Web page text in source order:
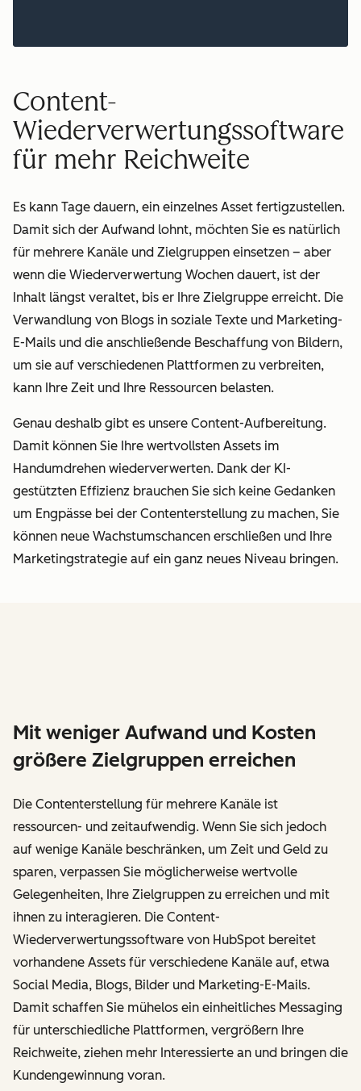
Content-
Wiederverwertungssoftware
für mehr Reichweite
Es kann Tage dauern, ein einzelnes Asset fertigzustellen.
Damit sich der Aufwand lohnt, möchten Sie es natürlich
für mehrere Kanäle und Zielgruppen einsetzen – aber
wenn die Wiederverwertung Wochen dauert, ist der
Inhalt längst veraltet, bis er Ihre Zielgruppe erreicht. Die
Verwandlung von Blogs in soziale Texte und Marketing-
E-Mails und die anschließende Beschaffung von Bildern,
um sie auf verschiedenen Plattformen zu verbreiten,
kann Ihre Zeit und Ihre Ressourcen belasten.
Genau deshalb gibt es unsere Content-Aufbereitung.
Damit können Sie Ihre wertvollsten Assets im
Handumdrehen wiederverwerten. Dank der KI-
gestützten Effizienz brauchen Sie sich keine Gedanken
um Engpässe bei der Contenterstellung zu machen, Sie
können neue Wachstumschancen erschließen und Ihre
Marketingstrategie auf ein ganz neues Niveau bringen.
Mit weniger Aufwand und Kosten
größere Zielgruppen erreichen
Die Contenterstellung für mehrere Kanäle ist
ressourcen- und zeitaufwendig. Wenn Sie sich jedoch
auf wenige Kanäle beschränken, um Zeit und Geld zu
sparen, verpassen Sie möglicherweise wertvolle
Gelegenheiten, Ihre Zielgruppen zu erreichen und mit
ihnen zu interagieren. Die Content-
Wiederverwertungssoftware von HubSpot bereitet
vorhandene Assets für verschiedene Kanäle auf, etwa
Social Media, Blogs, Bilder und Marketing-E-Mails.
Damit schaffen Sie mühelos ein einheitliches Messaging
für unterschiedliche Plattformen, vergrößern Ihre
Reichweite, ziehen mehr Interessierte an und bringen die
Kundengewinnung voran.